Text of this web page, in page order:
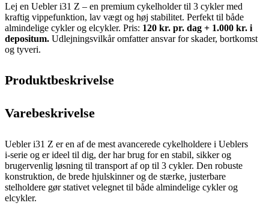
Lej en Uebler i31 Z – en premium cykelholder til 3 cykler med
kraftig vippefunktion, lav vægt og høj stabilitet. Perfekt til både
almindelige cykler og elcykler. Pris: 120 kr. pr. dag + 1.000 kr. i
depositum. Udlejningsvilkår omfatter ansvar for skader, bortkomst
og tyveri.
Produktbeskrivelse
Varebeskrivelse
Uebler i31 Z er en af de mest avancerede cykelholdere i Ueblers
i‑serie og er ideel til dig, der har brug for en stabil, sikker og
brugervenlig løsning til transport af op til 3 cykler. Den robuste
konstruktion, de brede hjulskinner og de stærke, justerbare
stelholdere gør stativet velegnet til både almindelige cykler og
elcykler.